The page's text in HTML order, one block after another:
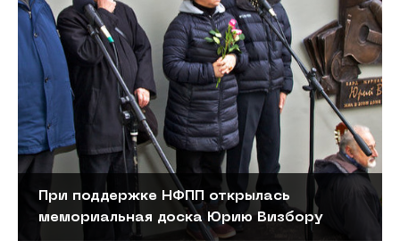
При поддержке НФПП открылась
мемориальная доска Юрию Визбору